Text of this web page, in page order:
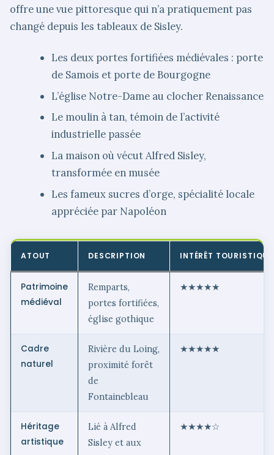
offre une vue pittoresque qui n’a pratiquement pas
changé depuis les tableaux de Sisley.
Les deux portes fortifiées médiévales : porte
de Samois et porte de Bourgogne
L’église Notre-Dame au clocher Renaissance
Le moulin à tan, témoin de l’activité
industrielle passée
La maison où vécut Alfred Sisley,
transformée en musée
Les fameux sucres d’orge, spécialité locale
appréciée par Napoléon
ATOUT DESCRIPTION INTÉRÊT TOURISTIQUE
Patrimoine
médiéval
Remparts,
portes fortifiées,
église gothique
★★★★★
Cadre
naturel
Rivière du Loing,
proximité forêt
de
Fontainebleau
★★★★★
Héritage
artistique
Lié à Alfred
Sisley et aux
★★★★☆